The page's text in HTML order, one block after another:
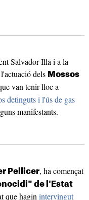
Salvador Illa i a la
dels Mossos
van tenir lloc a
detinguts i l'ús de gas
manifestants.
Pellicer, ha començat
de l'Estat
que haginintervingut